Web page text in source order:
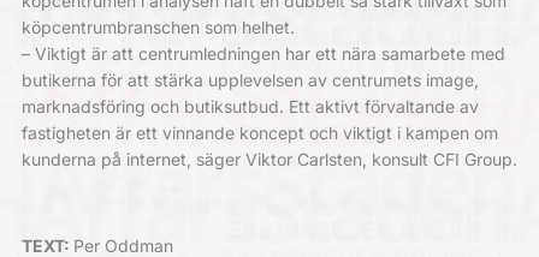
köpcentrumbranschen som helhet.
– Viktigt är att centrumledningen har ett nära samarbete med
butikerna för att stärka upplevelsen av centrumets image,
marknadsföring och butiksutbud. Ett aktivt förvaltande av
fastigheten är ett vinnande koncept och viktigt i kampen om
kunderna på internet, säger Viktor Carlsten, konsult CFI Group.
TEXT: Per Oddman